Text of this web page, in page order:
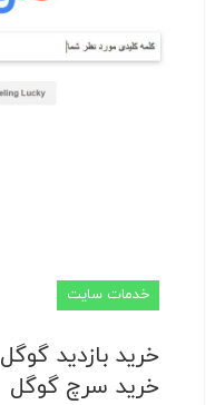
خدمات سایت
خرید بازدید
خرید سرچ گوگل